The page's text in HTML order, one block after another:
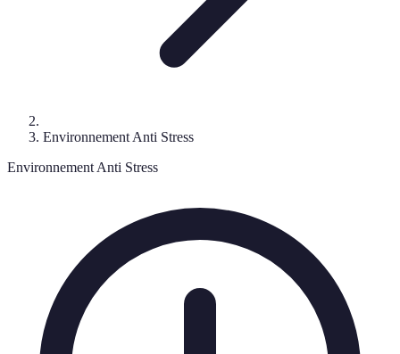
Environnement Anti Stress
Environnement Anti Stress